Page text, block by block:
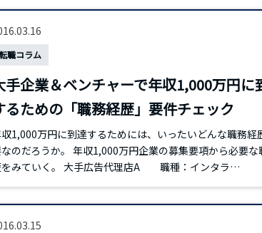
職コラム
手企業＆ベンチャーで年収1,000万円に
るための「職務経歴」要件チェック
1,000万円に到達するためには、いったいどんな職務経
のだろうか。 年収1,000万円企業の募集要項から必要な
をみていく。 大手広告代理店A 職種：インタラ…